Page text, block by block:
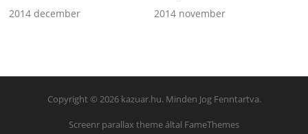
2014 december
2014 november
Copyright © 2026 kazuar.hu. Minden Jog Fenntartva.
Screenr parallax themeáltal FameThemes